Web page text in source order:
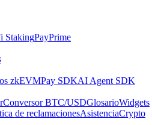
StakingPayPrime
zkEVMPay SDKAI Agent SDK
Conversor BTC/USDGlosarioWidgets
de reclamacionesAsistenciaCrypto